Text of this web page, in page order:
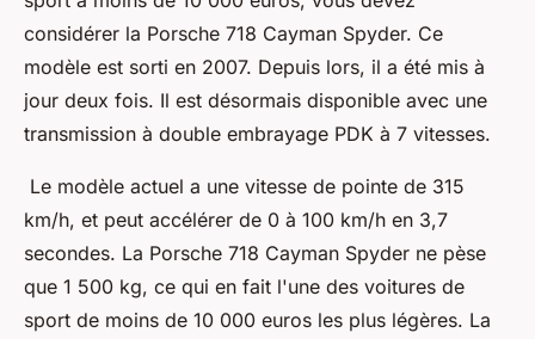
considérer la Porsche 718 Cayman Spyder. Ce
modèle est sorti en 2007. Depuis lors, il a été mis à
jour deux fois. Il est désormais disponible avec une
transmission à double embrayage PDK à 7 vitesses.
Le modèle actuel a une vitesse de pointe de 315
km/h, et peut accélérer de 0 à 100 km/h en 3,7
secondes. La Porsche 718 Cayman Spyder ne pèse
que 1 500 kg, ce qui en fait l'une des voitures de
sport de moins de 10 000 euros les plus légères. La